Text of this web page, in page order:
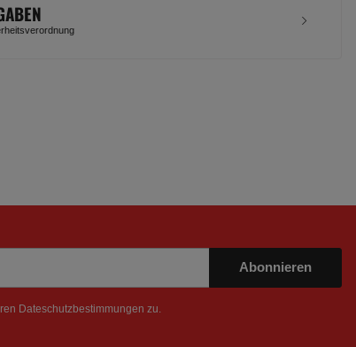
Abonnieren
Dateschutzbestimmungen zu.